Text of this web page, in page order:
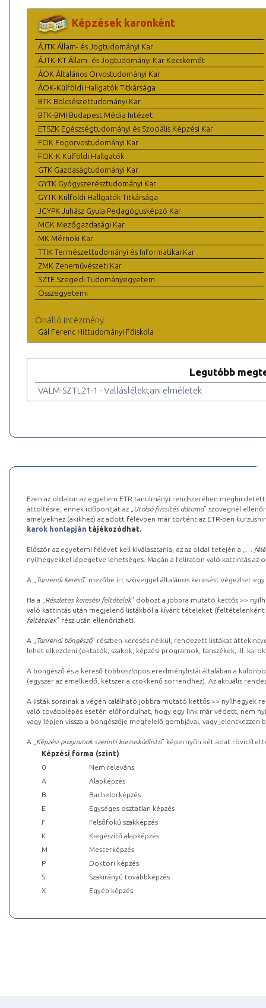
Képzések karonként
ÁJTK Állam- és Jogtudományi Kar
ÁJTK-KT Állam- és Jogtudományi Kar Kecskemét
ÁOK Általános Orvostudományi Kar
ÁOK-Külföldi Hallgatók Titkársága
BTK Bölcsészettudományi Kar
BTK-BMI Budapest Média Intézet
ETSZK Egészségtudományi és Szociális Képzési Kar
FOK Fogorvostudományi Kar
FOK-K Külföldi Hallgatók
GTK Gazdaságtudományi Kar
GYTK Gyógyszerésztudományi Kar
GYTK-Külföldi Hallgatók Titkársága
JGYPK Juhász Gyula Pedagógusképző Kar
MGK Mezőgazdasági Kar
MK Mérnöki Kar
TTIK Természettudományi és Informatikai Kar
ZMK Zeneművészeti Kar
SZTE Szegedi Tudományegyetem
Összegyetemi
Önálló intézmény
Gál Ferenc Hittudományi Főiskola
Legutóbb
VALM-SZTL21-1 - Valláslélektani elméletek
Ezen az oldalon az egyetem ETR tanulmányi rendszerében
áttöltésre, ennek időpontját az „ Utolsó frissítés dátuma” szövegnél
amelyekhez (akikhez) az adott félévben már történt az ETR-ben
karok honlapján tájékozódhat.
Először az egyetemi félévet kell kiválasztania, ez az oldal tetején a „
…
nyílhegyekkel lépegetve lehetséges. Magán a feliraton való kattintás az
A „ Tanrendi kereső” mezőbe írt szöveggel általános keresést végezhet
Ha a „ Részletes keresési feltételek” dobozt a jobbra mutató kettős >>
való kattintás után megjelenő listákból a kívánt tételeket (feltételenként
feltételek” rész után ellenőrizheti.
A „ Tanrendi böngésző” részben keresés nélkül, rendezett listákat
lehet elkezdeni (oktatók, szakok, képzési programok, tanszékek, ill.
A böngésző és a kereső többoszlopos eredménylistái általában a
(egyszer az emelkedő, kétszer a csökkenő sorrendhez). Az aktuális
A listák sorainak a végén található jobbra mutató kettős >> nyílhegyek
való továbblépés esetén előfordulhat, hogy egy link már védett, nem
vagy lépjen vissza a böngészője megfelelő gombjával, vagy
A „ Képzési programok szerinti kurzuskódlista” képernyőn két adat
Képzési forma (szint)
0
Nem releváns
A
Alapképzés
B
Bachelorképzés
E
Egységes osztatlan képzés
F
Felsőfokú szakképzés
K
Kiegészítő alapképzés
M
Mesterképzés
P
Doktori képzés
S
Szakirányú továbbképzés
X
Egyéb képzés